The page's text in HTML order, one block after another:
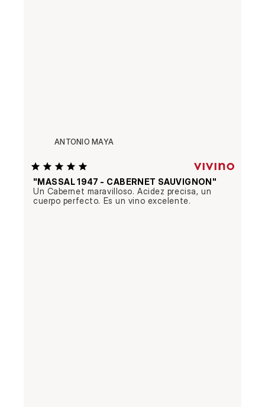
ANTONIO MAYA
"MASSAL 1947 - CABERNET SAUVIGNON"
Un Cabernet maravilloso. Acidez precisa, un
cuerpo perfecto. Es un vino excelente.